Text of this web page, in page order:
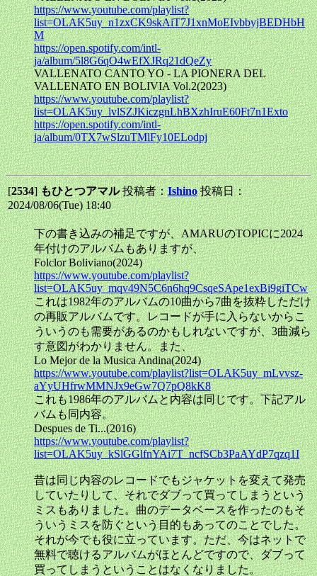
https://www.youtube.com/playlist?
list=OLAK5uy_n1zxCK9skAiT7J1xnMoEIvbbyjBEDHbH
M
https://open.spotify.com/intl-
ja/album/5l8G6qO4wEfXJRq21dQeZy
VALLENATO CANTO YO - LA PIONERA DEL
VALLENATO EN BOLIVIA Vol.2(2023)
https://www.youtube.com/playlist?
list=OLAK5uy_lvlSZJKiczgnLhBXzhIruE60Ft7n1Exto
https://open.spotify.com/intl-
ja/album/0TX7wSlzuTMlFy10ELodpj
[2534]もひとつアマル投稿者：Ishino 投稿日：
2024/08/06(Tue) 18:40
下の書き込みの補足ですが、AMARUのTOPICに2024
年付けのアルバムもありますが、
Folclor Boliviano(2024)
https://www.youtube.com/playlist?
list=OLAK5uy_mqv49N5C6n6hq9CsqeSApe1exBi9giTCw
これは1982年のアルバムの10曲から7曲を抜粋しただけ
の再販アルバムです。レコードが手に入らないからこ
ういうのも需要があるのかもしれないですが、3曲減ら
す意図がわかりません。また、
Lo Mejor de la Musica Andina(2024)
https://www.youtube.com/playlist?list=OLAK5uy_mLvvsz-
aYyUHfrwMMNJx9eGw7Q7pQ8kK8
これも1986年のアルバムと内容は同じです。下記アル
バムも同内容。
Despues de Ti...(2016)
https://www.youtube.com/playlist?
list=OLAK5uy_kSlGGlfnYAi7T_ncfSCb3PaAYdP7qzq1I
昔は同じ内容のレコードでもジャケットを変えて発売
していたりして、それでダブって買ってしまうという
ミスもありました。曲のデータベースを作ったのもそ
ういうミスを防ぐという目的もあってのことでした。
それが今でも役に立っています。ただ、今はネットで
無料で聴けるアルバムがほとんどですので、ダブって
買ってしまうということはなくなりました。